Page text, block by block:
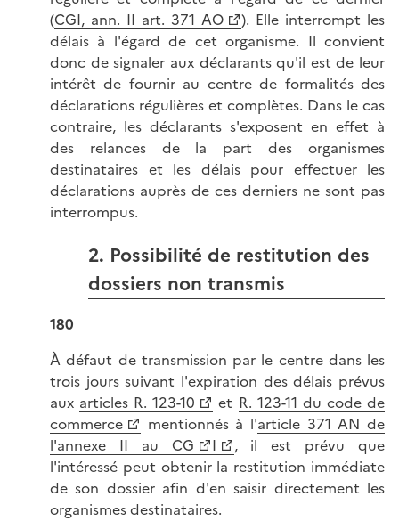
(CGI, ann. II art. 371 AO
). Elle interrompt les
délais à l'égard de cet organisme. Il convient
donc de signaler aux déclarants qu'il est de leur
intérêt de fournir au centre de formalités des
déclarations régulières et complètes. Dans le cas
contraire, les déclarants s'exposent en effet à
des relances de la part des organismes
destinataires et les délais pour effectuer les
déclarations auprès de ces derniers ne sont pas
interrompus.
2. Possibilité de restitution des
dossiers non transmis
180
À défaut de transmission par le centre dans les
trois jours suivant l'expiration des délais prévus
aux articles R. 123-10 et R. 123-11 du code de
commerce
mentionnés à l'article 371 AN de
l'annexe II au CG
I
, il est prévu que
l'intéressé peut obtenir la restitution immédiate
de son dossier afin d'en saisir directement les
organismes destinataires.